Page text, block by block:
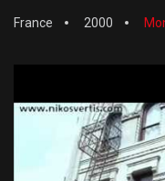
France 2000